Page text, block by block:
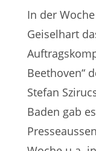
In der
Geiselhart
Beethoven“
Stefan
Baden gab